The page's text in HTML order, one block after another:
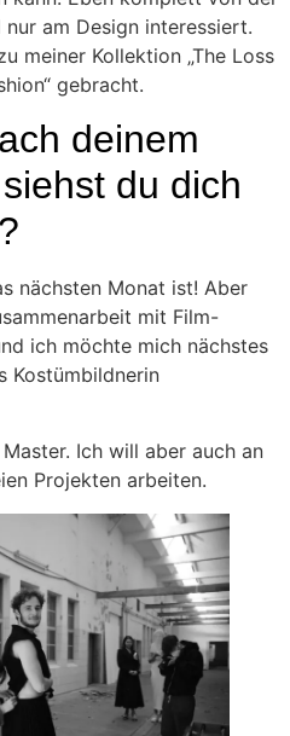
am Design interessiert.
meiner Kollektion „The Loss
gebracht.
deinem
du dich
nächsten Monat ist! Aber
mit Film-
ich möchte mich nächstes
Kostümbildnerin
Ich will aber auch an
Projekten arbeiten.